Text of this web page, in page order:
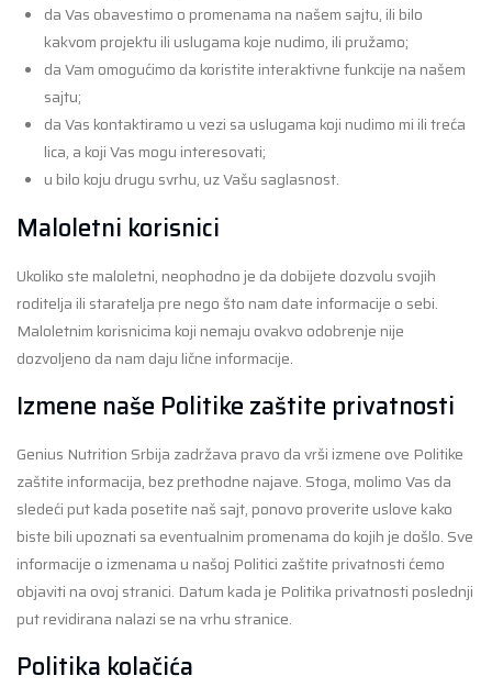
da Vas obavestimo o promenama na našem sajtu, ili bilo
kakvom projektu ili uslugama koje nudimo, ili pružamo;
da Vam omogućimo da koristite interaktivne funkcije na našem
sajtu;
da Vas kontaktiramo u vezi sa uslugama koji nudimo mi ili treća
lica, a koji Vas mogu interesovati;
u bilo koju drugu svrhu, uz Vašu saglasnost.
Maloletni korisnici
Ukoliko ste maloletni, neophodno je da dobijete dozvolu svojih
roditelja ili staratelja pre nego što nam date informacije o sebi.
Maloletnim korisnicima koji nemaju ovakvo odobrenje nije
dozvoljeno da nam daju lične informacije.
Izmene naše Politike zaštite privatnosti
Genius Nutrition Srbija zadržava pravo da vrši izmene ove Politike
zaštite informacija, bez prethodne najave. Stoga, molimo Vas da
sledeći put kada posetite naš sajt, ponovo proverite uslove kako
biste bili upoznati sa eventualnim promenama do kojih je došlo. Sve
informacije o izmenama u našoj Politici zaštite privatnosti ćemo
objaviti na ovoj stranici. Datum kada je Politika privatnosti poslednji
put revidirana nalazi se na vrhu stranice.
Politika kolačića